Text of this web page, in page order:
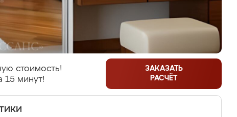
стоимость!
15 минут!
ЗАКАЗАТЬ
РАСЧЁТ